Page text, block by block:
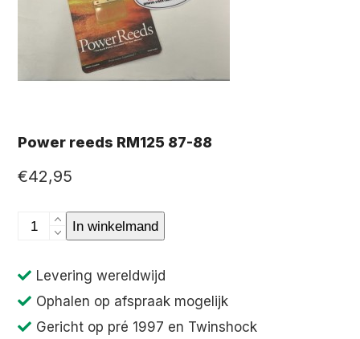
Power reeds RM125 87-88
€42,95
Power
88
aantal
In winkelmand
Levering wereldwijd
Ophalen op afspraak mogelijk
Gericht op pré 1997 en Twinshock